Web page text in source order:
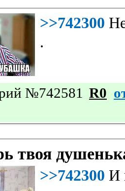
>>742300
.
№742581 R0
твоя
>>742300 И